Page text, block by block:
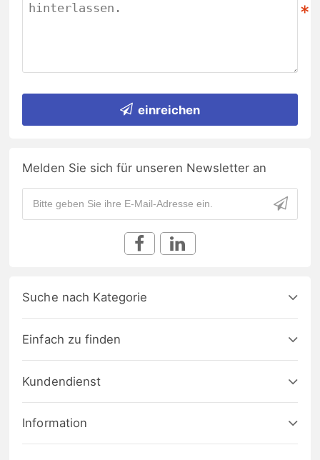
*
einreichen
Melden Sie sich für unseren Newsletter an
Suche nach Kategorie
Einfach zu finden
Kundendienst
Information